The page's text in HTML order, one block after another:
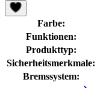
Farbe:
Funktionen:
Produkttyp:
Sicherheitsmerkmale:
Bremssystem: